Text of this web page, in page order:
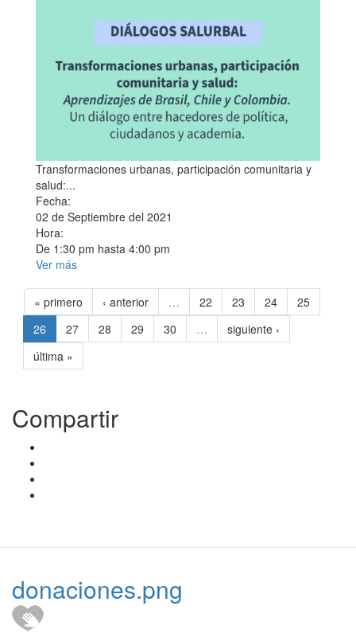
Transformaciones urbanas, participación comunitaria y
salud:...
Fecha:
02 de Septiembre del 2021
Hora:
De 1:30 pm hasta 4:00 pm
Ver más
« primero ‹ anterior … 22 23 24
25
26
27 28 29 30 …
siguiente ›
última »
Compartir
donaciones.png